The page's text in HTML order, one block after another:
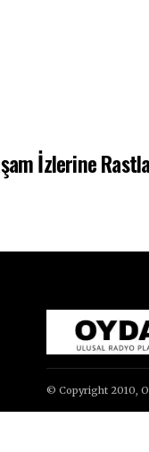
İzlerine
© Copyright 2010,